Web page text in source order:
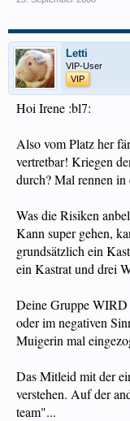
Letti
VIP-User
VIP
Hoi Irene :bl7:
Also vom Platz her
vertretbar! Kriegen
durch? Mal rennen
Was die Risiken
Kann super gehen,
grundsätzlich ein
ein Kastrat und drei
Deine Gruppe WIRD
oder im negativen
Muigerin mal
Das Mitleid mit der
verstehen. Auf der
team"...